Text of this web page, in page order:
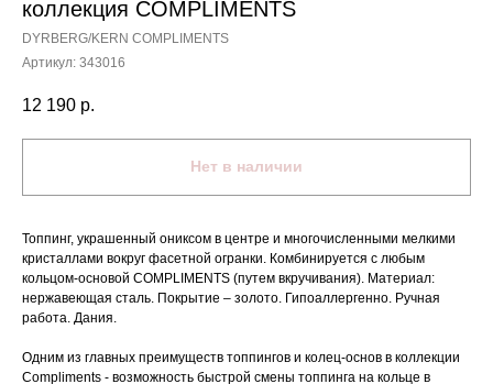
коллекция COMPLIMENTS
DYRBERG/KERN COMPLIMENTS
Артикул: 343016
12 190 р.
Нет в наличии
Топпинг, украшенный ониксом в центре и многочисленными мелкими
кристаллами вокруг фасетной огранки. Комбинируется с любым
кольцом-основой COMPLIMENTS (путем вкручивания). Материал:
нержавеющая сталь. Покрытие – золото. Гипоаллергенно. Ручная
работа. Дания.
Одним из главных преимуществ топпингов и колец-основ в коллекции
Compliments - возможность быстрой смены топпинга на кольце в